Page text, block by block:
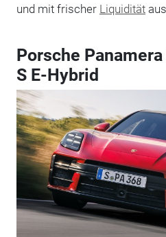
und mit frischer Liquidität
Porsche
S E-Hybrid